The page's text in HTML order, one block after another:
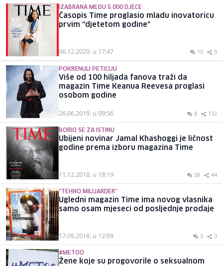
IZABRANA MEĐU 5.000 DJECE
Časopis Time proglasio mladu inovatoricu
prvim "djetetom godine"
06.12.2020. u 17:47 10 9
POKRENULI PETICIJU
Više od 100 hiljada fanova traži da
magazin Time Keanua Reevesa proglasi
osobom godine
26.06.2019. u 09:56 8 132
BORIO SE ZA ISTINU
Ubijeni novinar Jamal Khashoggi je ličnost
godine prema izboru magazina Time
11.12.2018. u 18:19 26 44
"TEHNO MILIJARDER"
Ugledni magazin Time ima novog vlasnika
samo osam mjeseci od posljednje prodaje
17.09.2018. u 12:09 3 3
#METOO
Žene koje su progovorile o seksualnom